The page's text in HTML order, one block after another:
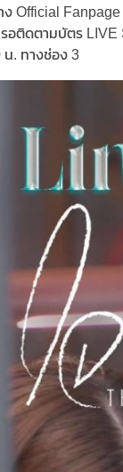
ง Official
รอติดตามบัตร
น. ทางช่อง 3